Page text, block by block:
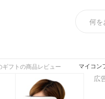
ギフトの商品レビュー マイコン
広